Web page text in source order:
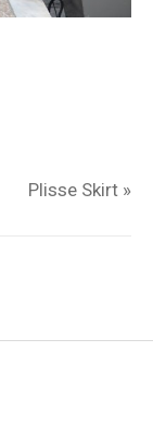
Plisse Skirt »